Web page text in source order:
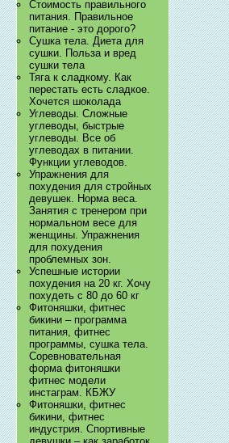
Стоимость правильного
питания. Правильное
питание - это дорого?
Сушка тела. Диета для
сушки. Польза и вред
сушки тела
Тяга к сладкому. Как
перестать есть сладкое.
Хочется шоколада
Углеводы. Сложные
углеводы, быстрые
углеводы. Все об
углеводах в питании.
Функции углеводов.
Упражнения для
похудения для стройных
девушек. Норма веса.
Занятия с тренером при
нормальном весе для
женщины. Упражнения
для похудения
проблемных зон.
Успешные истории
похудения на 20 кг. Хочу
похудеть с 80 до 60 кг
Фитоняшки, фитнес
бикини – программа
питания, фитнес
программы, сушка тела.
Соревновательная
форма фитоняшки
фитнес модели
инстаграм. КБЖУ
Фитоняшки, фитнес
бикини, фитнес
индустрия. Спортивные